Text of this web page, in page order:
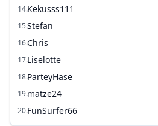
14.Kekusss111
15.Stefan
16.Chris
17.Liselotte
18.ParteyHase
19.matze24
20.FunSurfer66